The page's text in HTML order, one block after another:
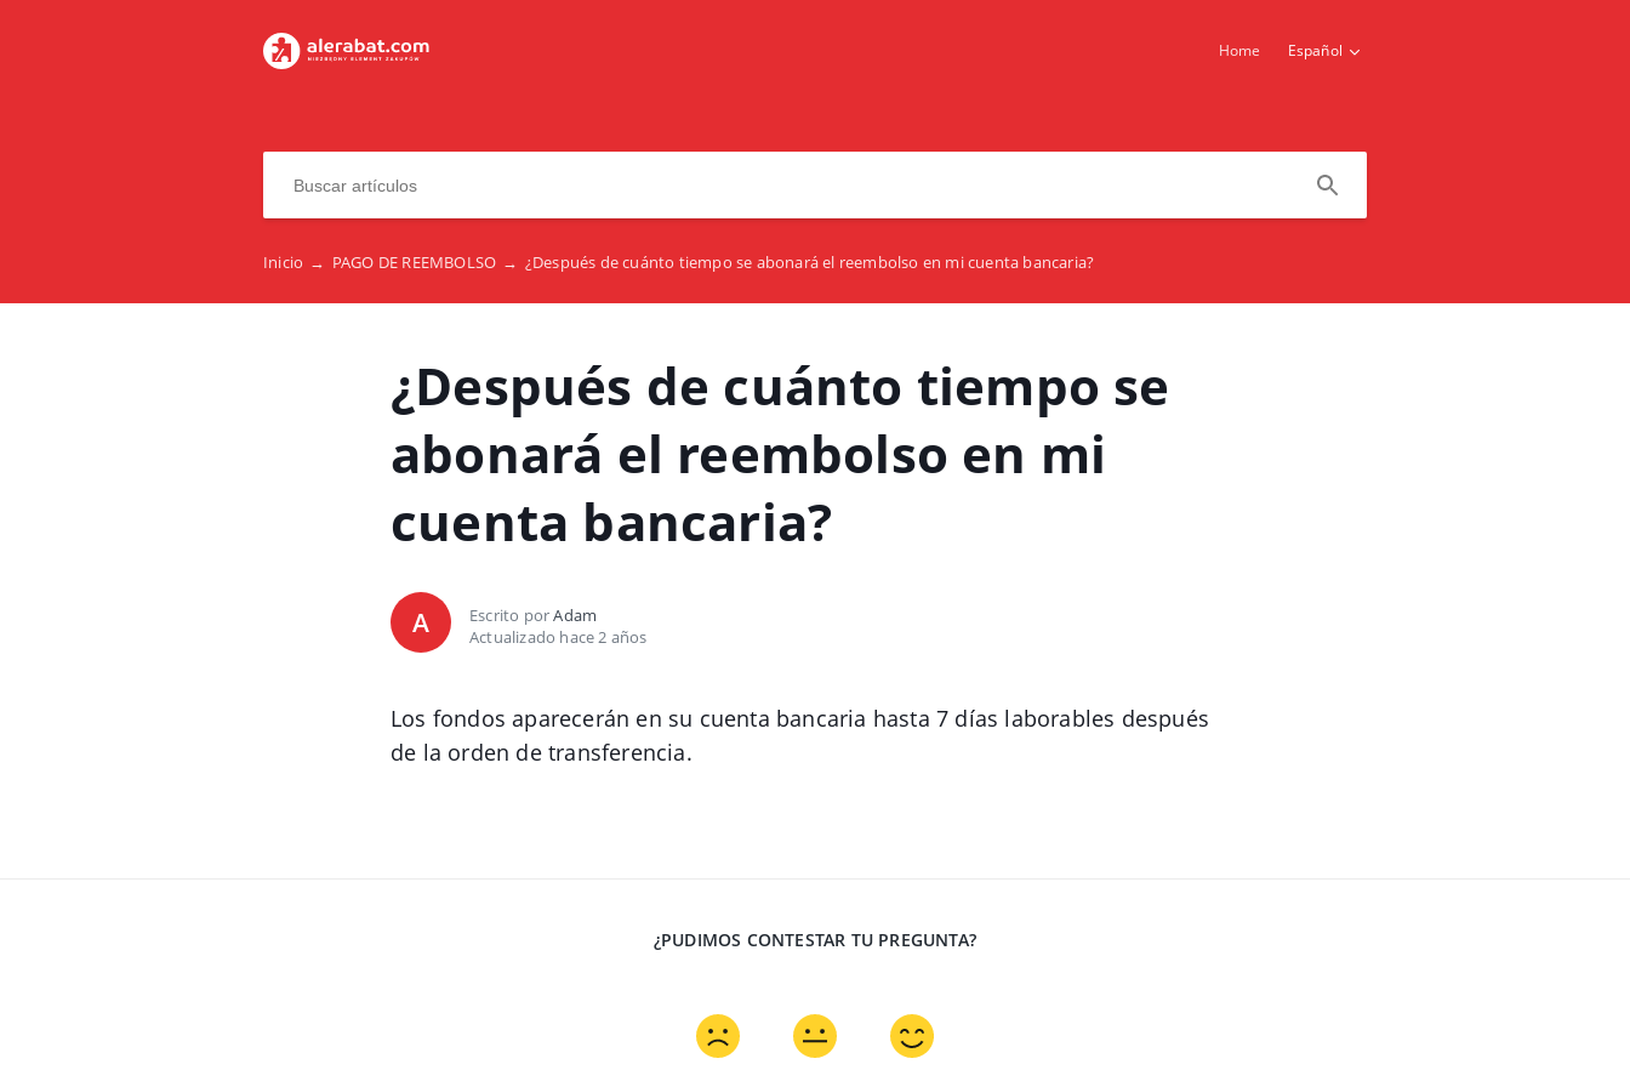
Home Español
Inicio → PAGO DE REEMBOLSO → ¿Después de cuánto tiempo se abonará el reembolso en mi cuenta bancaria?
¿Después de cuánto tiempo se
abonará el reembolso en mi
cuenta bancaria?
A Escrito porAdam
Actualizado hace 2 años
Los fondos aparecerán en su cuenta bancaria hasta 7 días laborables después
de la orden de transferencia.
¿PUDIMOS CONTESTAR TU PREGUNTA?